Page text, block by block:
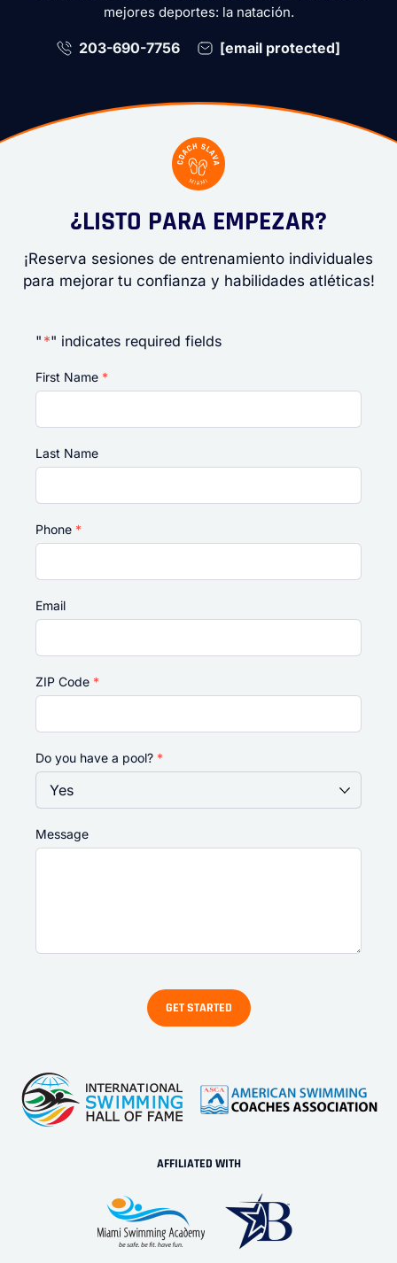
mejores deportes: la natación.
203-690-7756 [email protected]
¿LISTO PARA EMPEZAR?
¡Reserva sesiones de entrenamiento individuales
para mejorar tu confianza y habilidades atléticas!
" *" indicates required fields
First Name *
Last Name
Phone *
Email
ZIP Code *
Do you have a pool? *
Message
AFFILIATED WITH